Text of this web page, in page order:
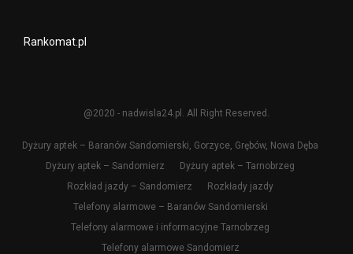
Rankomat.pl
@2020 - nadwisla24.pl. All Right Reserved.
Dyżury aptek – Baranów Sandomierski, Gorzyce, Grębów, Nowa Dęba
Dyżury aptek – Sandomierz
Dyżury aptek – Tarnobrzeg
Rozkład jazdy – Sandomierz
Rozkłady jazdy
Telefony alarmowe – Baranów Sandomierski
Telefony alarmowe i informacyjne Tarnobrzeg
Telefony alarmowe Sandomierz